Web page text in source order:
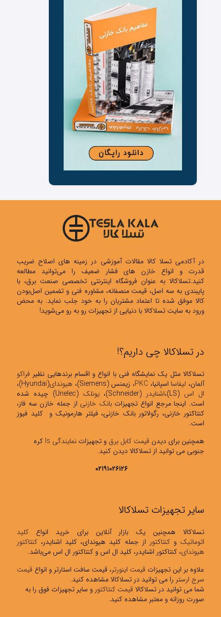
در آکادمی تسلا کالا مقالات آموزشی در زمینه های اصلاح ضریب
قدرت و انواع خازن های فشار ضعیف را می‌توانید مطالعه
کنید.تسلاکالا به عنوان فروشگاه اینترنتی تخصصی صنعت برق، با
پایبندی به سه اصل، قیمت منصفانه، مشاوره فنی و تضمین اصل‌بودن
کالا موفق شده تا اعتماد مشتریان را به خود جلب نماید. به محض
ورود به سایت تسلاکالا با دنیایی از تجهیزات رو به رو می‌شوید!
در تسلاکالا چی داریم؟!
تسلاکالا مثل یک نمایشگاه فنی با انواع و اقسام برندهایی نظیر فراکو
آلمان، لیفاسااسپانیا، PKC، زیمنس (Siemens)، هیوندای(Hyundai)،
ال اس(LS)، اشنایدر (Schneider)، یونلک
(Unelec) چیده شده
است. اینجا مرجع انواع تجهیزات بانک خازنیاز جمله خازن سه فاز،
کنتاکتور خازنی، رگولاتور بانک خازنی، فیلتر هارمونیک و کلید فیوز
است.
همچنین برای دیدن قیمت کابل برق و تجهیزات نمایندگی ls
کره
جنوبی می توانید از تسلاکالا دیدن کنید.
۰۲۱۹۱۰۲۶۱۲۶
سایر تجهیزات تسلاکالا
تسلاکالا همچنین یک بازار آنلاین برای خرید انواع کلید
اتوماتیکو کنتاکتور از جمله کلید هیوندای، کلید اشنایدر، کنتاکتور
هیوندای، کنتاکتور اشنایدر، کلید ال اس و کنتاکتور ال اس می‌باشد.
علاوه بر این تجهیزات قیمت اینورتر، قیمت سافت استارتر و انواع قیمت
سرج ارستر را می توانید در تسلاکالا مشاهده کنید.
شما می توانید در تسلاکالا قیمت کنتاکتور و سایر تجهیزات فوق را به
صورت روزانه و معتبر مشاهده کنید.